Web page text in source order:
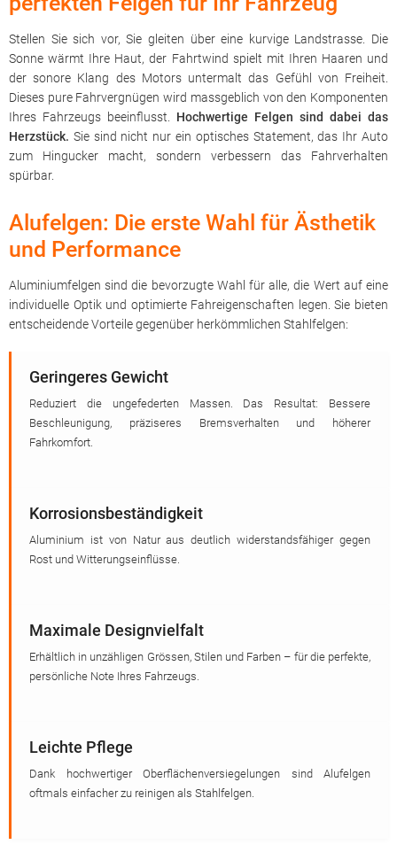
Stellen Sie sich vor, Sie gleiten über eine kurvige Landstrasse. Die
Sonne wärmt Ihre Haut, der Fahrtwind spielt mit Ihren Haaren und
der sonore Klang des Motors untermalt das Gefühl von Freiheit.
Dieses pure Fahrvergnügen wird massgeblich von den Komponenten
Ihres Fahrzeugs beeinflusst. Hochwertige Felgen sind dabei das
Herzstück. Sie sind nicht nur ein optisches Statement, das Ihr Auto
zum Hingucker macht, sondern verbessern das Fahrverhalten
spürbar.
Alufelgen: Die erste Wahl für Ästhetik
und Performance
Aluminiumfelgen sind die bevorzugte Wahl für alle, die Wert auf eine
individuelle Optik und optimierte Fahreigenschaften legen. Sie bieten
entscheidende Vorteile gegenüber herkömmlichen Stahlfelgen:
Geringeres Gewicht
Reduziert die ungefederten Massen. Das Resultat: Bessere
Beschleunigung, präziseres Bremsverhalten und höherer
Fahrkomfort.
Korrosionsbeständigkeit
Aluminium ist von Natur aus deutlich widerstandsfähiger gegen
Rost und Witterungseinflüsse.
Maximale Designvielfalt
Erhältlich in unzähligen Grössen, Stilen und Farben – für die perfekte,
persönliche Note Ihres Fahrzeugs.
Leichte Pflege
Dank hochwertiger Oberflächenversiegelungen sind Alufelgen
oftmals einfacher zu reinigen als Stahlfelgen.